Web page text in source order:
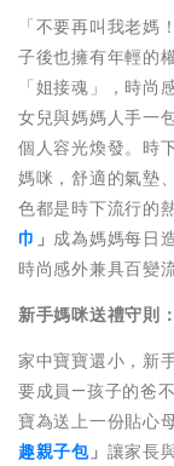
「不要再叫我老
子後也擁有年輕的
「姐接魂」，時尚
女兒與媽媽人手一
個人容光煥發。時
媽咪，舒適的氣墊
色都是時下流行的
巾 」成為媽媽每日
時尚感外兼具百變
新手媽咪送禮守則
家中寶寶還小，新
要成員—孩子的爸
寶為送上一份貼心
趣親子包」 讓家長